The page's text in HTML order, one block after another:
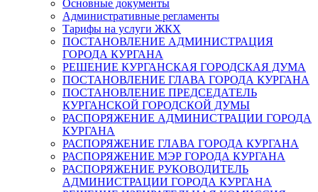
Основные документы
Административные регламенты
Тарифы на услуги ЖКХ
ПОСТАНОВЛЕНИЕ АДМИНИСТРАЦИЯ
ГОРОДА КУРГАНА
РЕШЕНИЕ КУРГАНСКАЯ ГОРОДСКАЯ ДУМА
ПОСТАНОВЛЕНИЕ ГЛАВА ГОРОДА КУРГАНА
ПОСТАНОВЛЕНИЕ ПРЕДСЕДАТЕЛЬ
КУРГАНСКОЙ ГОРОДСКОЙ ДУМЫ
РАСПОРЯЖЕНИЕ АДМИНИСТРАЦИИ ГОРОДА
КУРГАНА
РАСПОРЯЖЕНИЕ ГЛАВА ГОРОДА КУРГАНА
РАСПОРЯЖЕНИЕ МЭР ГОРОДА КУРГАНА
РАСПОРЯЖЕНИЕ РУКОВОДИТЕЛЬ
АДМИНИСТРАЦИИ ГОРОДА КУРГАНА